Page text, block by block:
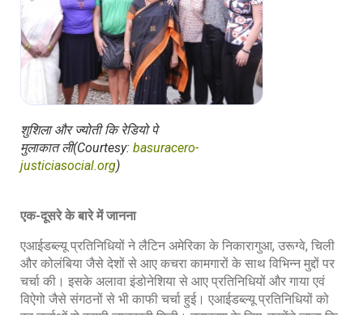
शुशिला और ज्योती कि रेडियो पे
मुलाकात ली(Courtesy: basuracero-
justiciasocial.org)
एक-दूसरे के बारे में जानना
एआईडब्ल्यू प्रतिनिधियों ने लैटिन अमेरिका के निकारागुआ, उरूग्वे, चिली
और कोलंबिया जैसे देशों से आए कचरा कामगारों के साथ विभिन्न मुद्दों पर
चर्चा की। इसके अलावा इंडोनेशिया से आए प्रतिनिधियों और गाया एवं
विऐगो जैसे संगठनों से भी काफी चर्चा हुई। एआईडब्ल्यू प्रतिनिधियों को